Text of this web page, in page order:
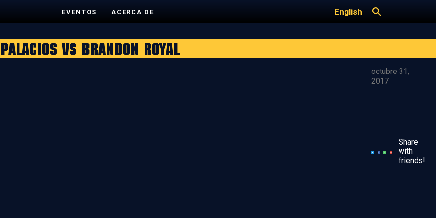
EVENTOS ACERCA DE English
vs Brandon Royal
octubre 31,
2017
Share
with
friends!